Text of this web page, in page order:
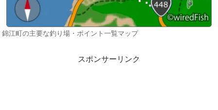
錦江町の主要な釣り場・ポイント一覧マップ
スポンサーリンク